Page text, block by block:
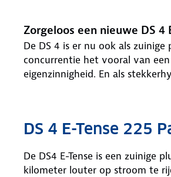
Zorgeloos een nieuwe DS
De DS 4 is er nu ook als
concurrentie het vooral van
eigenzinnigheid. En als
DS 4 E-Tense 225
De DS4 E-Tense is een zuinige
kilometer louter op stroom te